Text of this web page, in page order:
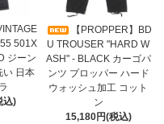
501X
ジーン
い 日本
込)
【PROPPER】BD
U TROUSER "HARD W
ASH" - BLACK カーゴパ
ンツ プロッパー ハード
ウォッシュ加工 コット
ン
15,180円(税込)